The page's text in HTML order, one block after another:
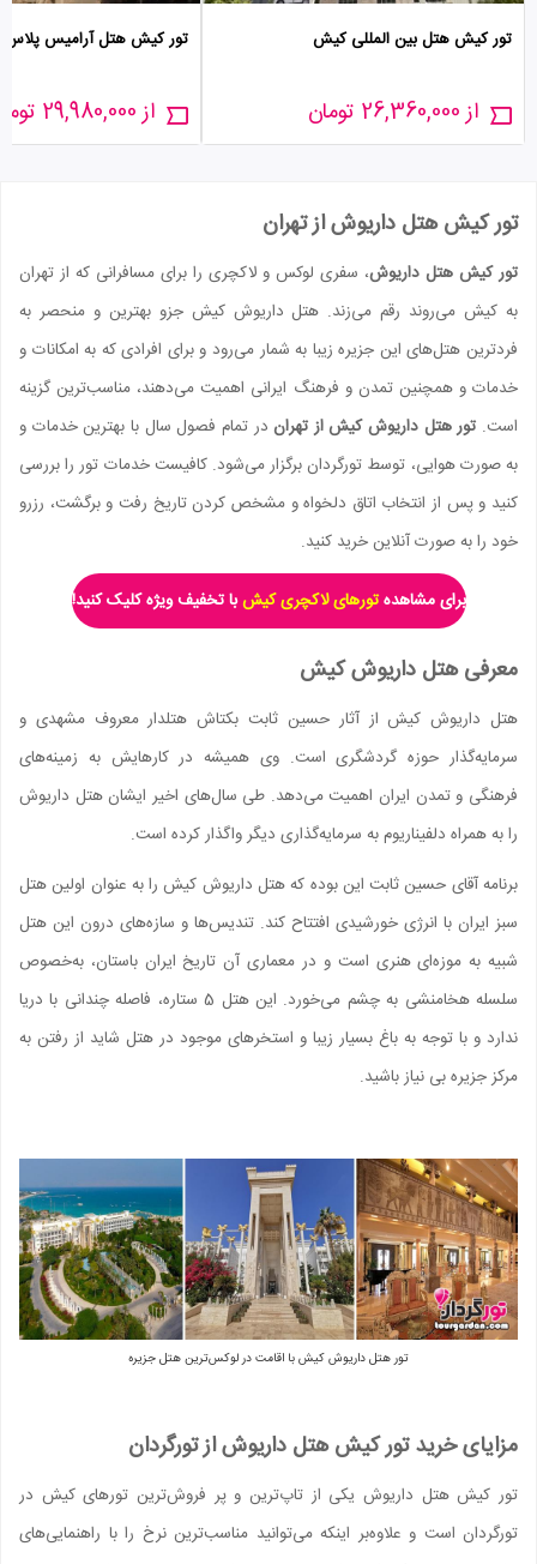
تور کیش هتل بین المللی کیش
از 26,360,000 تومان
تور کیش هتل آرامیس پلاس
از 29,980,000 تومان
تور کیش هتل داریوش از تهران
تور کیش هتل داریوش، سفری لوکس و لاکچری را برای مسافرانی که از تهران
به کیش می‌روند رقم می‌زند. هتل داریوش کیش جزو بهترین و منحصر به
فردترین هتل‌های این جزیره زیبا به شمار می‌رود و برای افرادی که به امکانات و
خدمات و همچنین تمدن و فرهنگ ایرانی اهمیت می‌دهند، مناسب‌ترین گزینه
است. تور هتل داریوش کیش از تهران در تمام فصول سال با بهترین خدمات و
به صورت هوایی، توسط تورگردان برگزار می‌شود. کافیست خدمات تور را بررسی
کنید و پس از انتخاب اتاق دلخواه و مشخص کردن تاریخ رفت و برگشت، رزرو
خود را به صورت آنلاین خرید کنید.
برای مشاهدهتورهای لاکچری کیشبا تخفیف ویژه کلیک کنید!
معرفی هتل داریوش کیش
هتل داریوش کیش از آثار حسین ثابت بکتاش هتلدار معروف مشهدی و
سرمایه‌گذار حوزه گردشگری است. وی همیشه در کارهایش به زمینه‌های
فرهنگی و تمدن ایران اهمیت می‌دهد. طی سال‌های اخیر ایشان هتل داریوش
را به همراه دلفیناریوم به سرمایه‌گذاری دیگر واگذار کرده است.
برنامه آقای حسین ثابت این بوده که هتل داریوش کیش را به عنوان اولین هتل
سبز ایران با انرژی خورشیدی افتتاح کند. تندیس‌ها و سازه‌های درون این هتل
شبیه به موزه‌ای هنری است و در معماری آن تاریخ ایران باستان، به‌خصوص
سلسله هخامنشی به چشم می‌خورد. این هتل 5 ستاره، فاصله چندانی با دریا
ندارد و با توجه به باغ بسیار زیبا و استخرهای موجود در هتل شاید از رفتن به
مرکز جزیره بی نیاز باشید.
تور هتل داریوش کیش با اقامت در لوکس‌ترین هتل جزیره
مزایای خرید تور کیش هتل داریوش از تورگردان
تور کیش هتل داریوش یکی از تاپ‌ترین و پر فروش‌ترین تورهای کیش در
تورگردان است و علاوه‌بر اینکه می‌توانید مناسب‌ترین نرخ را با راهنمایی‌های